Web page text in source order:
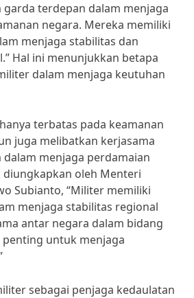
terdepan dalam menjaga
negara. Mereka memiliki
menjaga stabilitas dan
Hal ini menunjukkan betapa
dalam menjaga keutuhan
terbatas pada keamanan
juga melibatkan kerjasama
menjaga perdamaian
diungkapkan oleh Menteri
Subianto, “Militer memiliki
menjaga stabilitas regional
antar negara dalam bidang
untuk menjaga
sebagai penjaga kedaulatan